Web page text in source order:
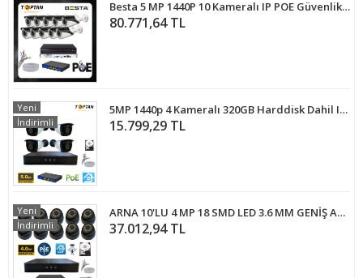
Besta 5 MP 1440P 10 Kameralı IP POE Güvenlik Seti KD-2540
80.771,64 TL
5MP 1440p 4 Kameralı 320GB Harddisk Dahil IP Poe Güvenlik Kamerası Seti - ST-54320
15.799,29 TL
Yeni
İndirimli
ARNA 10'LU 4 MP 18 SMD LED 3.6 MM GENİŞ AÇI 1 TB HDD DAHİL İÇ MEKAN GÜVENLİK KAMERA SETİ - ST41011914
37.012,94 TL
Yeni
İndirimli